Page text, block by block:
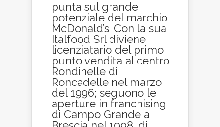
punta sul grande
potenziale del marchio
McDonald’s. Con la sua
Italfood Srl diviene
licenziatario del primo
punto vendita al centro
Rondinelle di
Roncadelle nel marzo
del 1996; seguono le
aperture in franchising
di Campo Grande a